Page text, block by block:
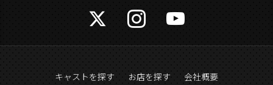
キャストを探す お店を探す
会社概要